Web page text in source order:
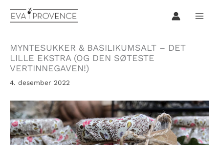
rett
MYNTESUKKER & BASILIKUMSALT – DET
LILLE EKSTRA (OG DEN SØTESTE
VERTINNEGAVEN!)
4. desember 2022